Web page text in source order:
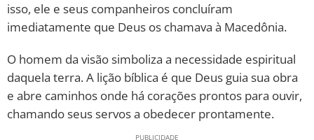
isso, ele e seus companheiros concluíram
imediatamente que Deus os chamava à Macedônia.
O homem da visão simboliza a necessidade espiritual
daquela terra. A lição bíblica é que Deus guia sua obra
e abre caminhos onde há corações prontos para ouvir,
chamando seus servos a obedecer prontamente.